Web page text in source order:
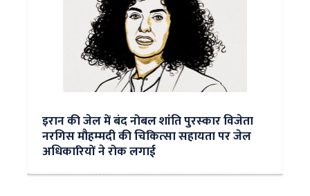
इरान की जेल में बंद नोबल शांति पुरस्‍कार विजेता
नरगिस मौहम्‍मदी की चिकित्‍सा सहायता पर जेल
अधिकारियों ने रोक लगाई